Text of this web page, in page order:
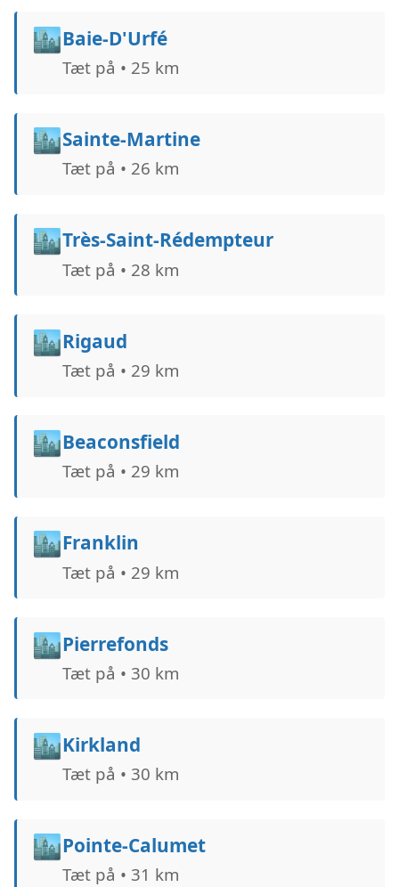
🏙️Baie-D'Urfé
Tæt på • 25 km
🏙️Sainte-Martine
Tæt på • 26 km
🏙️Très-Saint-Rédempteur
Tæt på • 28 km
🏙️Rigaud
Tæt på • 29 km
🏙️Beaconsfield
Tæt på • 29 km
🏙️Franklin
Tæt på • 29 km
🏙️Pierrefonds
Tæt på • 30 km
🏙️Kirkland
Tæt på • 30 km
🏙️Pointe-Calumet
Tæt på • 31 km